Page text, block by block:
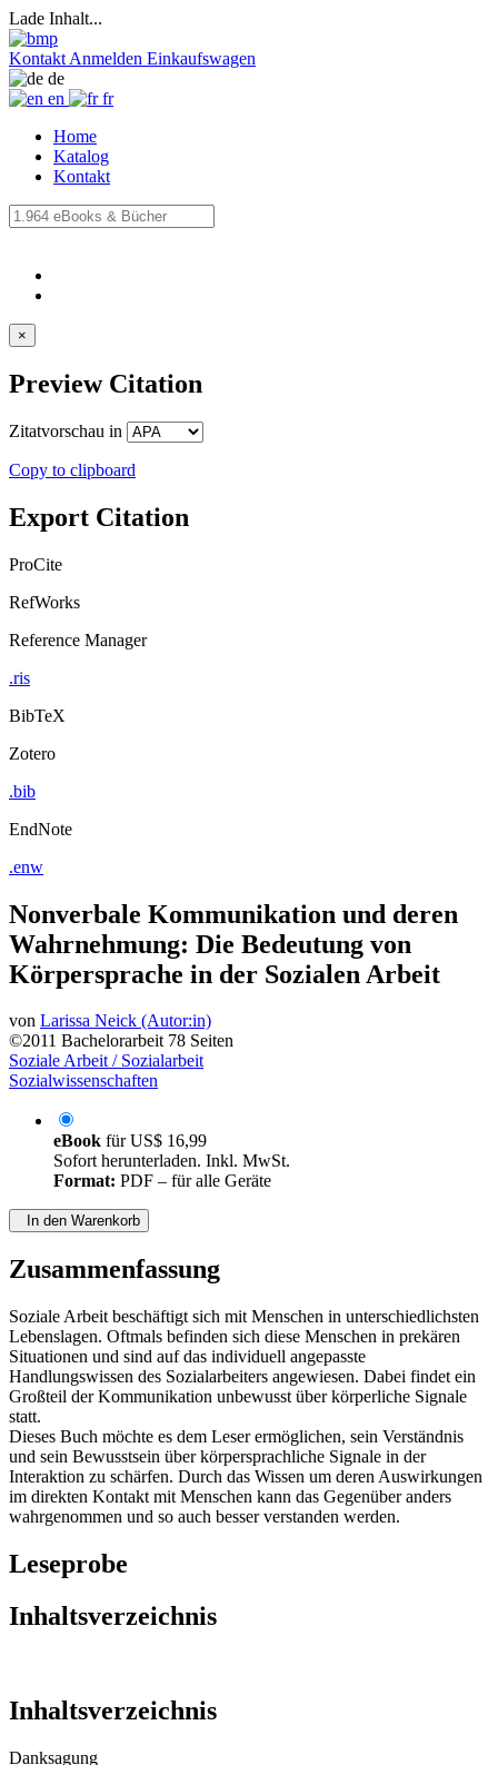
Lade Inhalt...
Kontakt Anmelden Einkaufswagen
de
en
fr
Home
Katalog
Kontakt
Export Citation
Nonverbale Kommunikation und deren
Wahrnehmung: Die Bedeutung von
Körpersprache in der Sozialen Arbeit
vonLarissa Neick (Autor:in)
©2011 Bachelorarbeit 78 Seiten
Soziale Arbeit / Sozialarbeit
eBookfürUS$ 16,99
Sofort herunterladen. Inkl. MwSt.
Zusammenfassung
Soziale Arbeit beschäftigt sich mit Menschen in unterschiedlichsten
Lebenslagen. Oftmals befinden sich diese Menschen in prekären
Situationen und sind auf das individuell angepasste
Handlungswissen des Sozialarbeiters angewiesen. Dabei findet ein
Großteil der Kommunikation unbewusst über körperliche Signale
statt.
Dieses Buch möchte es dem Leser ermöglichen, sein Verständnis
und sein Bewusstsein über körpersprachliche Signale in der
Interaktion zu schärfen. Durch das Wissen um deren Auswirkungen
im direkten Kontakt mit Menschen kann das Gegenüber anders
Leseprobe